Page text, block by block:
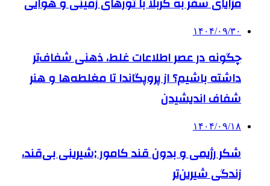
۱۴۰۴/۰۹/۳۰
چگونه در عصر اطلاعات غلط، ذهنی شفاف‌تر
داشته باشیم؟ از پروپگاندا تا مغلطه‌ها و هنر
شفاف اندیشیدن
۱۴۰۴/۰۹/۱۸
شکر رژیمی و بدون قند کامور ;شیرینی بی‌قند،
زندگی شیرین‌تر